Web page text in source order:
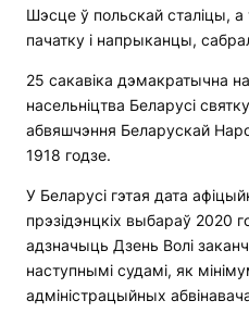
Шэсце ў польскай сталіцы, а
пачатку і напрыканцы,
25 сакавіка дэмакратычна
насельніцтва Беларусі
абвяшчэння Беларускай
1918 годзе.
У Беларусі гэтая дата
прэзідэнцкіх выбараў 2020
адзначыць Дзень Волі
наступнымі судамі, як
адміністрацыйных